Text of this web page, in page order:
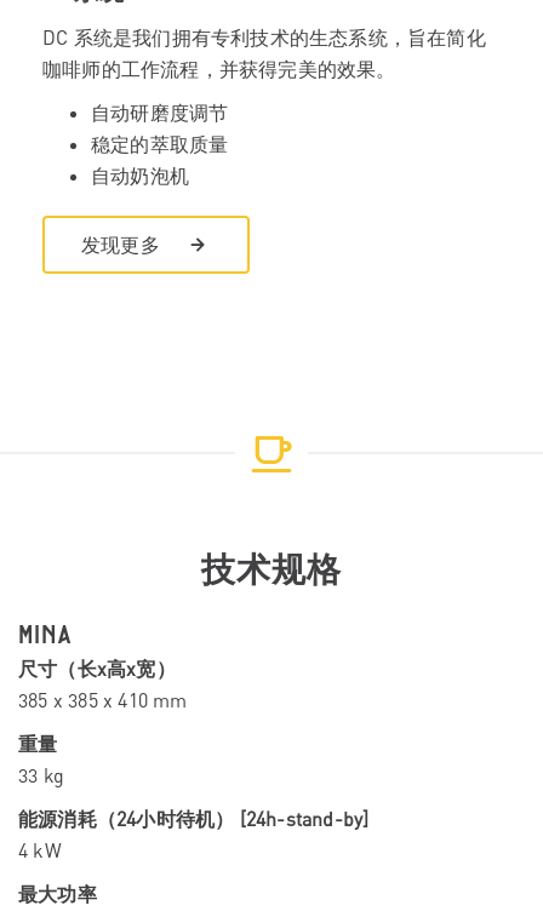
DC 系统是我们拥有专利技术的生态系统，旨在简化
咖啡师的工作流程，并获得完美的效果。
自动研磨度调节
稳定的萃取质量
自动奶泡机
发现更多
技术规格
MINA
尺寸（长x高x宽）
385 x 385 x 410 mm
重量
33 kg
能源消耗（24小时待机） [24h-stand-by]
4 kW
最大功率